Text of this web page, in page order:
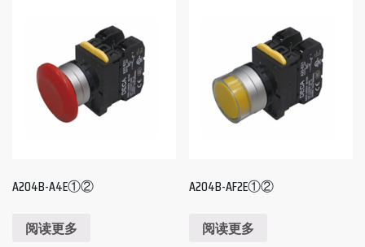
A204B-A4E①②
阅读更多
A204B-AF2E①②
阅读更多